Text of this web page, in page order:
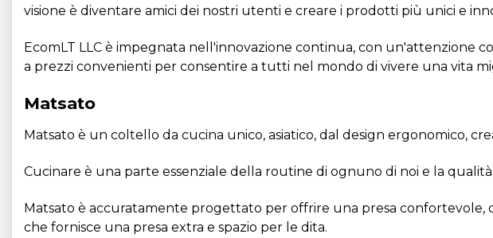
visione è diventare amici dei nostri utenti e creare i prodotti più unici e
EcomLT LLC è impegnata nell'innovazione continua, con un'attenzione
a prezzi convenienti per consentire a tutti nel mondo di vivere una vita
Matsato
Matsato è un coltello da cucina unico, asiatico, dal design ergonomico,
Cucinare è una parte essenziale della routine di ognuno di noi e la
Matsato è accuratamente progettato per offrire una presa confortevole,
che fornisce una presa extra e spazio per le dita.